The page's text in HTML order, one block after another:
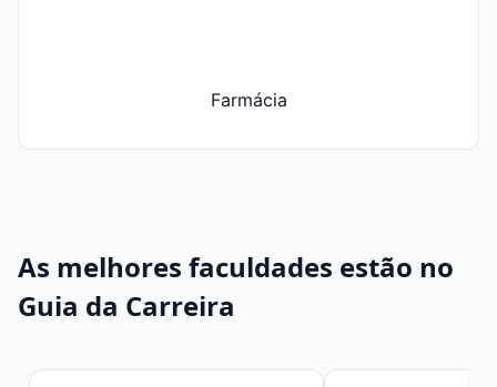
Farmácia
As melhores faculdades estão no
Guia da Carreira